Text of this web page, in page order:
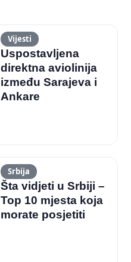
Vijesti
Uspostavljena
direktna aviolinija
između Sarajeva i
Ankare
Srbija
Šta vidjeti u Srbiji –
Top 10 mjesta koja
morate posjetiti